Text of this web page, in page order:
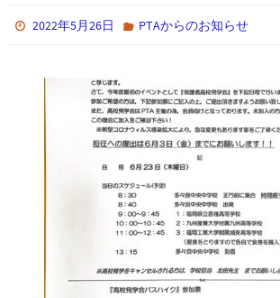
2022年5月26日 PTAからのお知らせ